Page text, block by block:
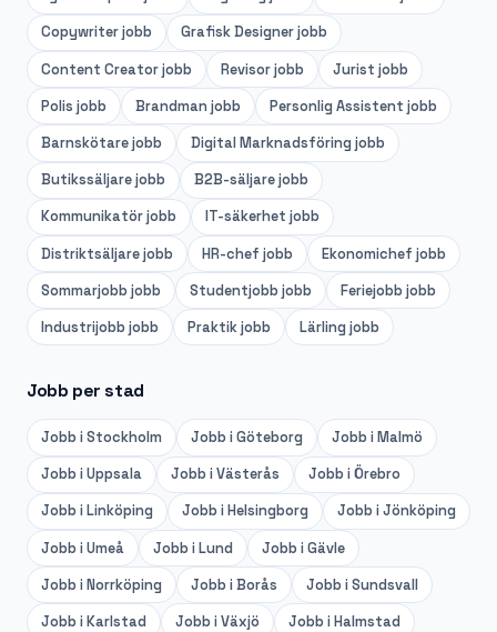
Copywriterjobb Grafisk Designerjobb
Content Creatorjobb Revisorjobb Jurist jobb
Polis jobb Brandman jobb Personlig Assistent jobb
Barnskötarejobb Digital Marknadsföring jobb
Butikssäljarejobb B2B-säljarejobb
Kommunikatörjobb IT-säkerhet jobb
Distriktsäljarejobb HR-chef jobb Ekonomichef jobb
Sommarjobb jobb Studentjobb jobb Feriejobb jobb
Industrijobb jobb Praktikjobb Lärling jobb
Jobb per stad
Jobb iStockholm Jobb iGöteborg Jobb iMalmö
Jobb iUppsala Jobb iVästerås Jobb iÖrebro
Jobb iLinköping Jobb iHelsingborg Jobb iJönköping
Jobb iUmeå Jobb iLund Jobb iGävle
Jobb iNorrköping Jobb iBorås Jobb iSundsvall
Jobb iKarlstad Jobb iVäxjö Jobb iHalmstad